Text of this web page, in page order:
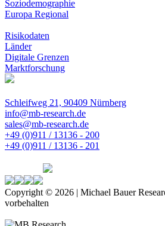
Soziodemographie
Europa Regional
Risikodaten
Länder
Digitale Grenzen
Marktforschung
Schleifweg 21, 90409 Nürnberg
info@mb-research.de
sales@mb-research.de
+49 (0)911 / 13136 - 200
+49 (0)911 / 13136 - 201
Copyright © 2026 | Michael Bauer
vorbehalten